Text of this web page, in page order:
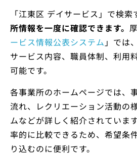
「江東区 デイサービス」で検索
所情報を一度に確認できます。
ービス情報公表システム 」では
サービス内容、職員体制、利用
可能です。
各事業所のホームページでは、
流れ、レクリエーション活動の
ムなどが詳しく紹介されていま
率的に比較できるため、希望条
り込むのに便利です。